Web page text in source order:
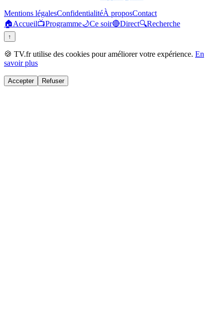
Mentions légalesConfidentialitéÀ proposContact
🏠Accueil📺Programme🌙Ce soir🔴Direct🔍Recherche
↑
🍪 TV.fr utilise des cookies pour améliorer votre expérience. En
savoir plus
Accepter Refuser